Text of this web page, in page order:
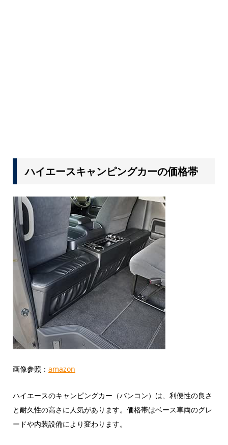
ハイエースキャンピングカーの価格帯
画像参照： amazon
ハイエースのキャンピングカー（バンコン）は、利便性の良さ
と耐久性の高さに人気があります。価格帯はベース車両のグレ
ードや内装設備により変わります。